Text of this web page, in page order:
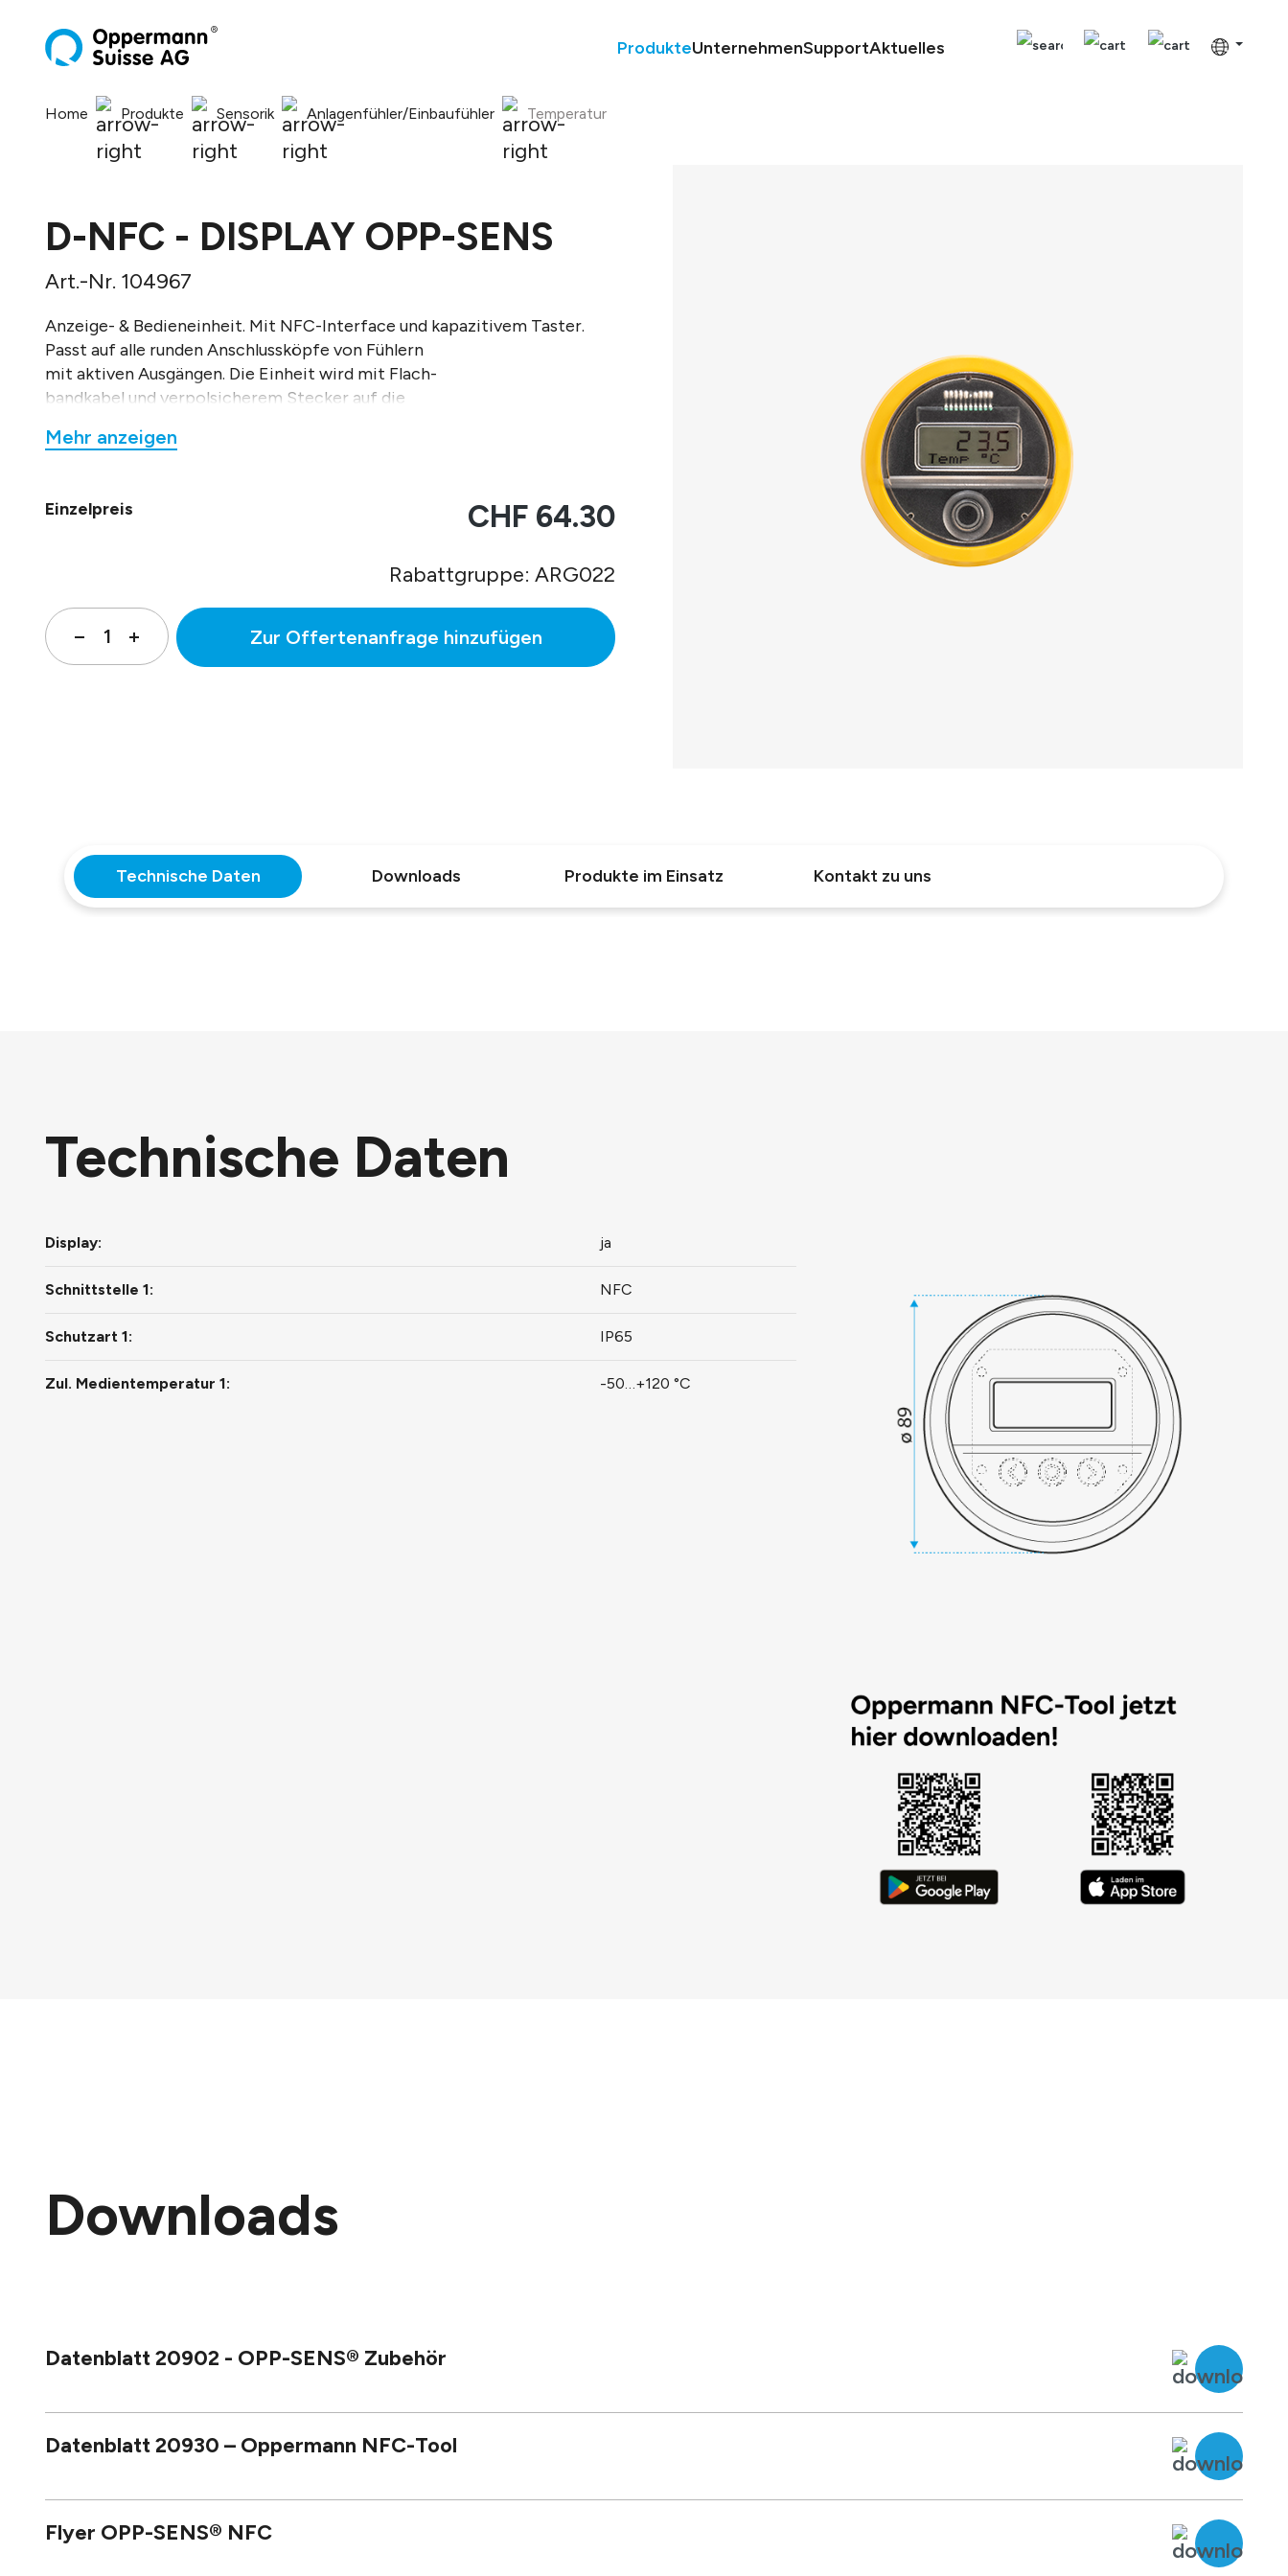
ProdukteUnternehmenSupportAktuelles
Home Produkte Sensorik Anlagenfühler/Einbaufühler Temperatur
D-NFC - DISPLAY OPP-SENS
Art.-Nr. 104967
Anzeige- & Bedieneinheit. Mit NFC-Interface und kapazitivem Taster.
Passt auf alle runden Anschlussköpfe von Fühlern
mit aktiven Ausgängen. Die Einheit wird mit Flach-
bandkabel und verpolsicherem Stecker auf die
betriebsbereit (Autoadapt). Die entsprechenden Messwerte
kapazitiven Taster.
Bei Bus-Transmittern können alle Parameter wie
werden. Auch die 5-Punkt-Kalibrierung erfolgt über
diese Einheit. Schutzart IP65 durch integrierte
Dichtung.
Mehr anzeigen
Einzelpreis CHF 64.30
Rabattgruppe: ARG022
Zur Offertenanfrage hinzufügen
Technische Daten Downloads Produkte im Einsatz Kontakt zu uns
Technische Daten
Display: ja
Schnittstelle 1: NFC
Schutzart 1: IP65
Zul. Medientemperatur 1: -50…+120 °C
Downloads
Datenblatt 20902 - OPP-SENS® Zubehör
Datenblatt 20930 – Oppermann NFC-Tool
Flyer OPP-SENS® NFC